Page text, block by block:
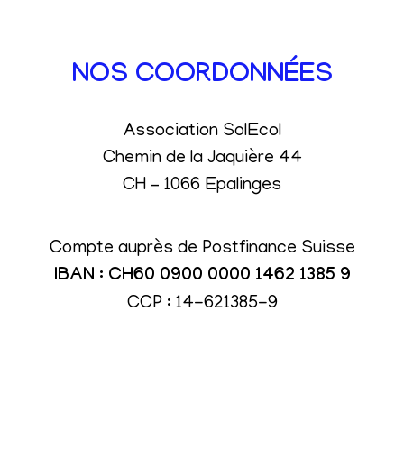
NOS COORDONNÉES
Association SolEcol
Chemin de la Jaquière 44
CH – 1066 Epalinges
Compte auprès de Postfinance Suisse
IBAN : CH60 0900 0000 1462 1385 9
CCP : 14-621385-9